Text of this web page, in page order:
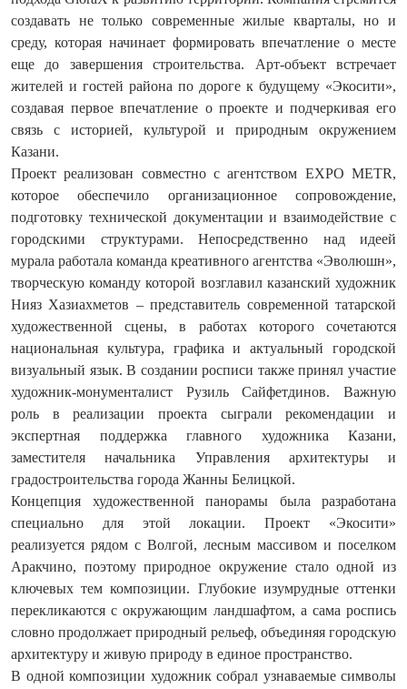
создавать не только современные жилые кварталы, но и
среду, которая начинает формировать впечатление о месте
еще до завершения строительства. Арт-объект встречает
жителей и гостей района по дороге к будущему «Экосити»,
создавая первое впечатление о проекте и подчеркивая его
связь с историей, культурой и природным окружением
Казани.
Проект реализован совместно с агентством EXPO METR,
которое обеспечило организационное сопровождение,
подготовку технической документации и взаимодействие с
городскими структурами. Непосредственно над идеей
мурала работала команда креативного агентства «Эволюшн»,
творческую команду которой возглавил казанский художник
Нияз Хазиахметов – представитель современной татарской
художественной сцены, в работах которого сочетаются
национальная культура, графика и актуальный городской
визуальный язык. В создании росписи также принял участие
художник-монументалист Рузиль Сайфетдинов. Важную
роль в реализации проекта сыграли рекомендации и
экспертная поддержка главного художника Казани,
заместителя начальника Управления архитектуры и
градостроительства города Жанны Белицкой.
Концепция художественной панорамы была разработана
специально для этой локации. Проект «Экосити»
реализуется рядом с Волгой, лесным массивом и поселком
Аракчино, поэтому природное окружение стало одной из
ключевых тем композиции. Глубокие изумрудные оттенки
перекликаются с окружающим ландшафтом, а сама роспись
словно продолжает природный рельеф, объединяя городскую
архитектуру и живую природу в единое пространство.
В одной композиции художник собрал узнаваемые символы